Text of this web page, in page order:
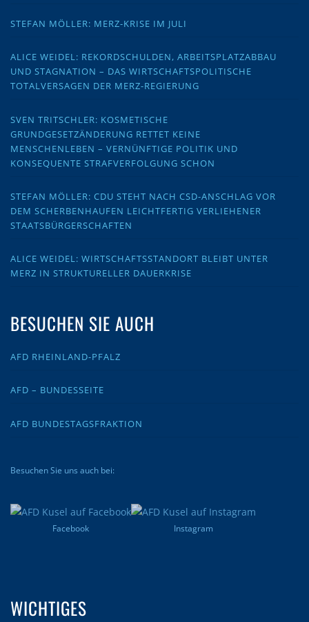
STEFAN MÖLLER: MERZ-KRISE IM JULI
ALICE WEIDEL: REKORDSCHULDEN, ARBEITSPLATZABBAU
UND STAGNATION – DAS WIRTSCHAFTSPOLITISCHE
TOTALVERSAGEN DER MERZ-REGIERUNG
SVEN TRITSCHLER: KOSMETISCHE
GRUNDGESETZÄNDERUNG RETTET KEINE
MENSCHENLEBEN – VERNÜNFTIGE POLITIK UND
KONSEQUENTE STRAFVERFOLGUNG SCHON
STEFAN MÖLLER: CDU STEHT NACH CSD-ANSCHLAG VOR
DEM SCHERBENHAUFEN LEICHTFERTIG VERLIEHENER
STAATSBÜRGERSCHAFTEN
ALICE WEIDEL: WIRTSCHAFTSSTANDORT BLEIBT UNTER
MERZ IN STRUKTURELLER DAUERKRISE
BESUCHEN SIE AUCH
AFD RHEINLAND-PFALZ
AFD – BUNDESSEITE
AFD BUNDESTAGSFRAKTION
Besuchen Sie uns auch bei:
Facebook Instagram
WICHTIGES